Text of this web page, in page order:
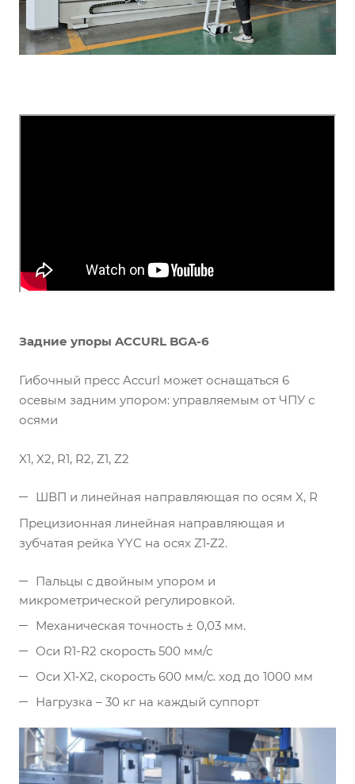
Задние упоры ACCURL BGA-6
Гибочный пресс Accurl может оснащаться 6
осевым задним упором: управляемым от ЧПУ с
осями
X1, X2, R1, R2, Z1, Z2
ШВП и линейная направляющая по осям X, R
Прецизионная линейная направляющая и
зубчатая рейка YYC на осях Z1‐Z2.
Пальцы с двойным упором и
микрометрической регулировкой.
Механическая точность ± 0,03 мм.
Оси R1-R2 скорость 500 мм/с
Оси X1‐X2, скорость 600 мм/с. ход до 1000 мм
Нагрузка – 30 кг на каждый суппорт